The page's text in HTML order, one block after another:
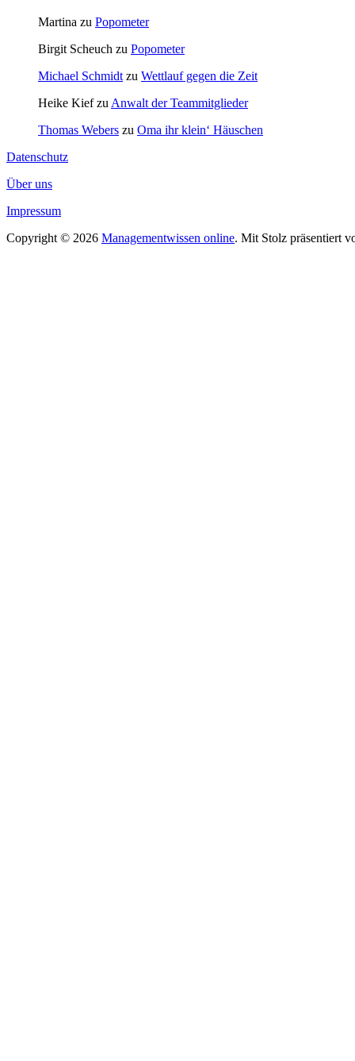
Martina zu Popometer
Birgit Scheuch zu Popometer
Michael Schmidt zu Wettlauf gegen die Zeit
Heike Kiefzu Anwalt der Teammitglieder
Thomas Webers zu Oma ihr klein‘ Häuschen
Datenschutz
Über uns
Impressum
Copyright © 2026 Managementwissen online. Mit Stolz präsentiert